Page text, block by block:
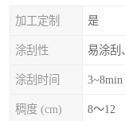
加工定制 是
涂刮性 易涂刮
涂刮时间 3~8min
稠度 (cm) 8～12